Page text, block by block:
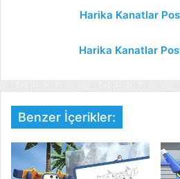
Harika Kanatlar
Harika Kanatlar
Benzer İçerikler: